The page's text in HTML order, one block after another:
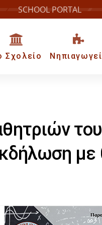
SCHOOL PORTAL
Σχολείο
με